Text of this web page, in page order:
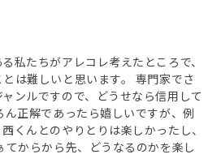
私たちがアレコレ考えたところで、
は難しいと思います。 専門家でさ
ンルですので、どうせなら信用して
正解であったら嬉しいですが、例
くんとのやりとりは楽しかったし、
からから先、どうなるのかを楽し